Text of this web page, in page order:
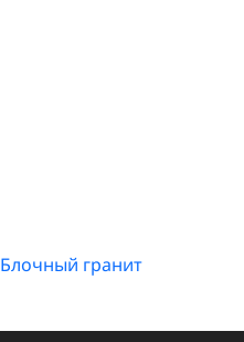
Блочный гранит